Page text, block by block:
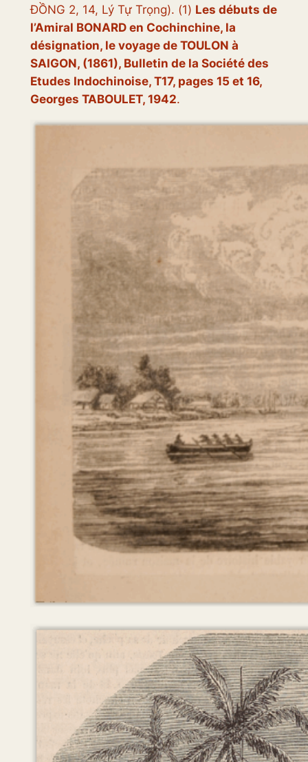
ĐỒNG 2, 14, Lý Tự Trọng). (1) Les débuts de
l’Amiral BONARD en Cochinchine, la
désignation, le voyage de TOULON à
SAIGON, (1861), Bulletin de la Société des
Etudes Indochinoise, T17, pages 15 et 16,
Georges TABOULET, 1942.